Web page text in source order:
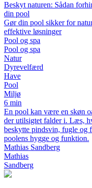
Beskyt naturen: Sådan
din pool
Gør din pool sikker for
effektive løsninger
Pool og spa
Pool og spa
Natur
Dyrevelfærd
Have
Pool
Miljø
6 min
En pool kan være en skøn
der utilsigtet falder i. Læs,
beskytte pindsvin, fugle og
poolens hygge og funktion.
Mathias Sandberg
Mathias
Sandberg